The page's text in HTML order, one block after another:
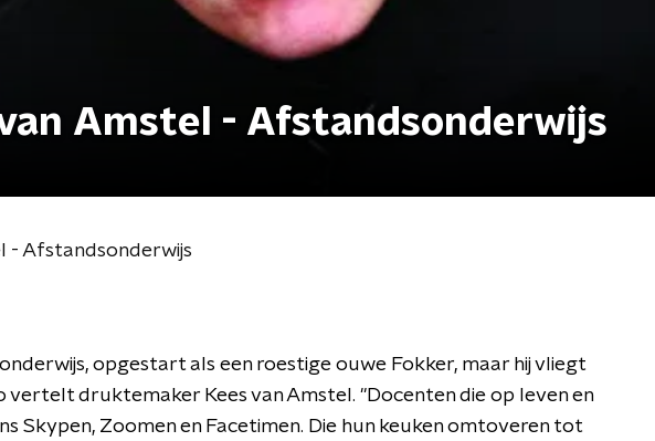
Amstel - Afstandsonderwijs
- Afstandsonderwijs
opgestart als een roestige ouwe Fokker, maar hij vliegt
vertelt druktemaker Kees van Amstel. "Docenten die op leven en
Skypen, Zoomen en Facetimen. Die hun keuken omtoveren tot